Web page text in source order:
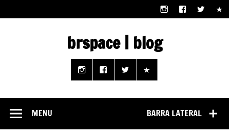
content
brspace | blog
Descubra como a tecnologia pode melhorar sua vida |
Junte-se a nós rumo a um futuro em que o útil e prático
estão ao seu alcance!
BARRA LATERAL
MENU